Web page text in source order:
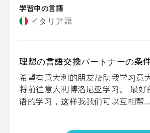
学習中の言語
イタリア語
理想の言語交換パートナーの条
希望有意大利的朋友帮助我学习意
将前往意大利博洛尼亚学习。 最好
语的学习，这样我我们可以互相帮...